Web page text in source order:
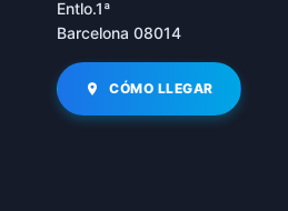
Entlo.1ª
Barcelona 08014
CÓMO LLEGAR